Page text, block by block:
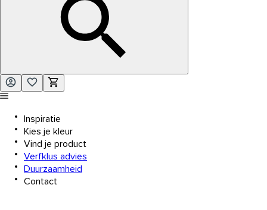
Inspiratie
Kies je kleur
Vind je product
Verfklus advies
Duurzaamheid
Contact